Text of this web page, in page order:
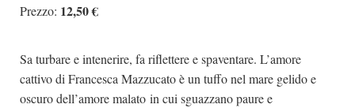
Prezzo: 12,50 €
Sa turbare e intenerire, fa riflettere e spaventare. L’amore
cattivo di Francesca Mazzucato è un tuffo nel mare gelido e
oscuro dell’amore malato in cui sguazzano paure e